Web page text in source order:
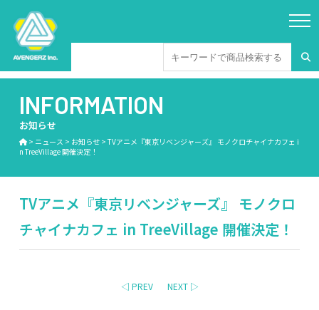
INFORMATION
お知らせ
> ニュース > お知らせ>TVアニメ『東京リベンジャーズ』 モノクロチャイナカフェ i
n TreeVillage 開催決定！
TVアニメ『東京リベンジャーズ』 モノクロ
チャイナカフェ in TreeVillage 開催決定！
◁ PREV NEXT ▷